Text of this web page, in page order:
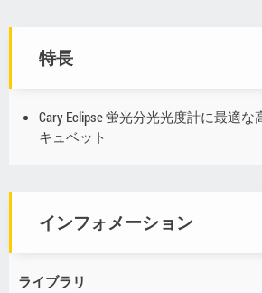
特長
Cary Eclipse 蛍光分光光度計に最適
キュベット
インフォメーション
ライブラリ